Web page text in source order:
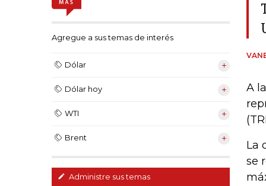
Agregue a sus temas de interés
Dólar
Dólar hoy
WTI
Brent
Administre sus temas
A
La
se